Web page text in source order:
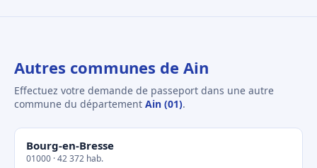
Autres communes de Ain
Effectuez votre demande de passeport dans une autre
commune du département Ain (01).
Bourg-en-Bresse
01000 · 42 372 hab.